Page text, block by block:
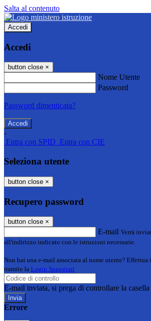
Salta al contenuto
Accedi
Accedi
button close ×
Nome Utente
Password
Password dimenticata?
-
Entra con SPID Entra con CIE
Seleziona utente
button close ×
Recupero password
button close ×
E-mail Verrà
all'indirizzo indicato con le istruzioni necessarie.
Non hai una e-mail associata al nome utente? Effettua
tramite la Login Spaggiari
E-mail inviata, si prega di controllare la
Errore